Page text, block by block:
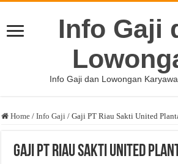
Info Gaji
Info Gaji dan Lowongan
Home / Info Gaji / Gaji PT Riau Sakti United
Gaji PT Riau Sakti United